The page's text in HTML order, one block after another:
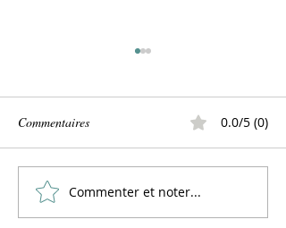
Réhabilitons les POIS
CASSÉS !
Commentaires 0.0/5 (0)
Commenter et noter...